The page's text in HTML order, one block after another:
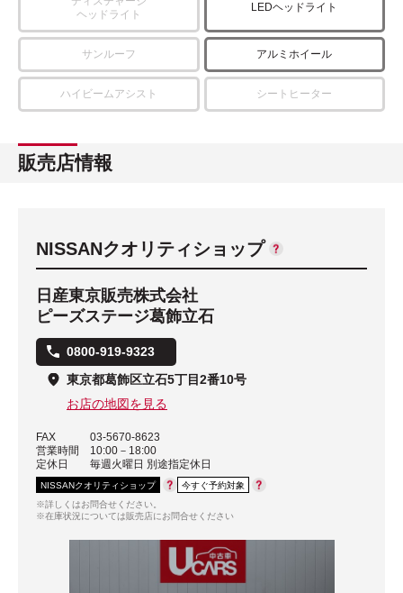
ヘッドライト
LEDヘッドライト
サンルーフ アルミホイール
ハイビームアシスト シートヒーター
販売店情報
NISSANクオリティショップ
日産東京販売株式会社
ピーズステージ葛飾立石
0800-919-9323
東京都葛飾区立石5丁目2番10号
お店の地図を見る
FAX
03-5670-8623
営業時間
10:00－18:00
定休日
毎週火曜日 別途指定休日
NISSANクオリティショップ
今すぐ予約対象
※詳しくはお問合せください。
※在庫状況については販売店にお問合せください